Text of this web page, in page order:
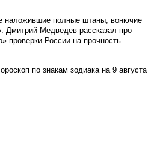
наложившие полные штаны, вонючие
Дмитрий Медведев рассказал про
проверки России на прочность
по знакам зодиака на 9 августа